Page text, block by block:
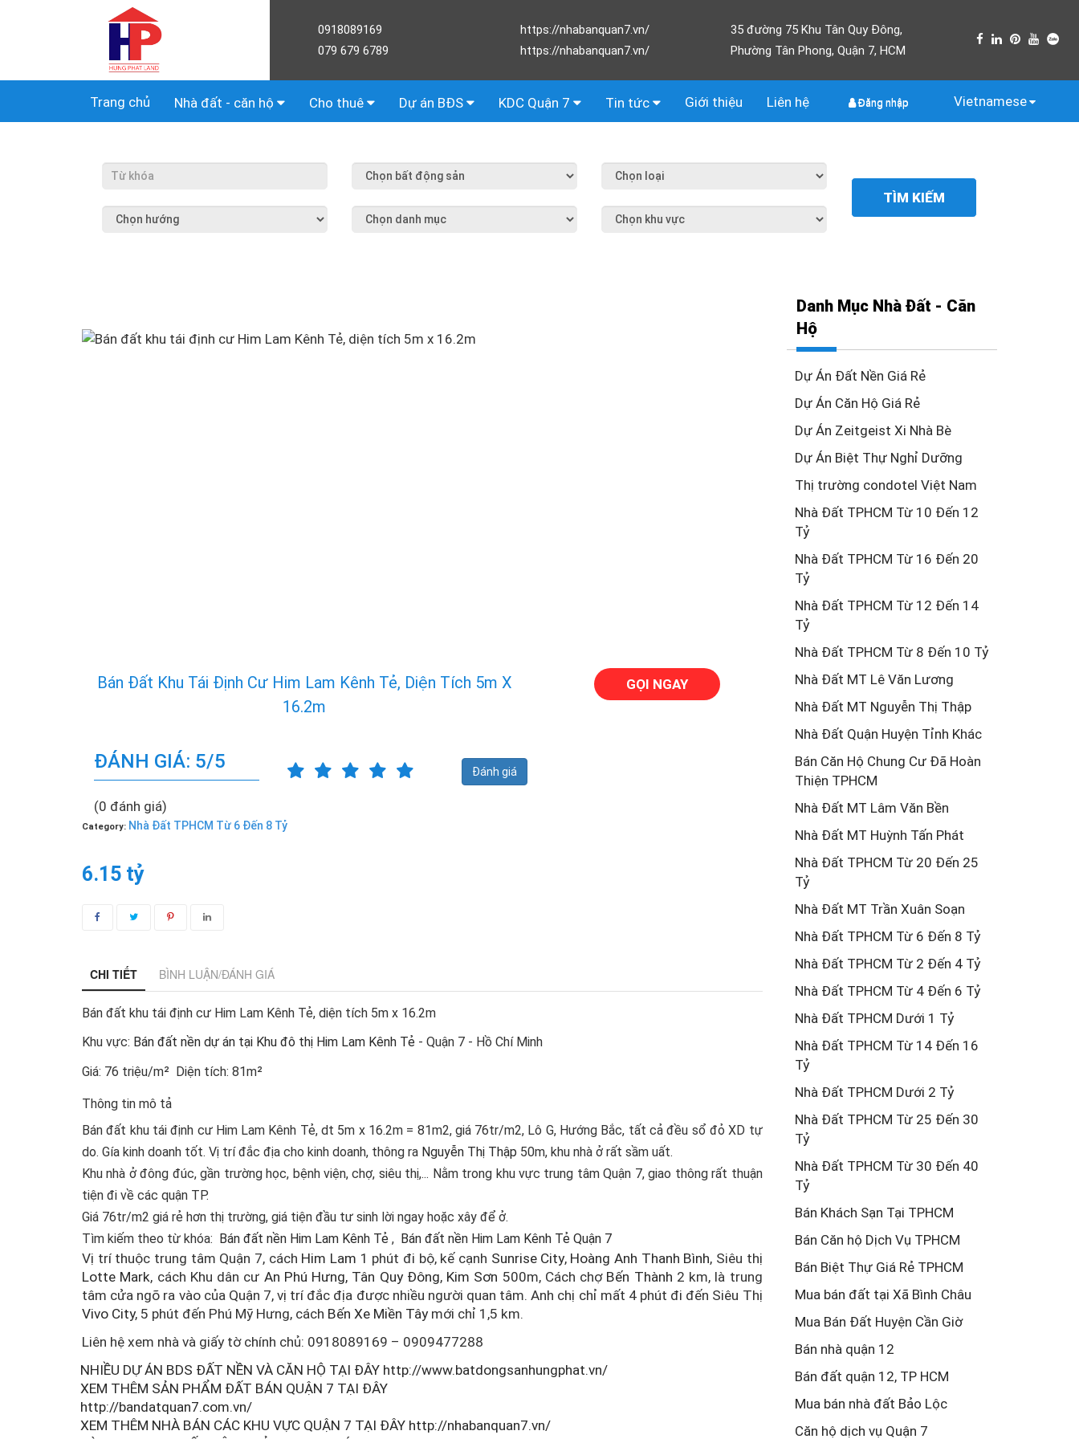
0918089169
079 679 6789
https://nhabanquan7.vn/
https://nhabanquan7.vn/
35 đường 75 Khu Tân Quy Đông,
Phường Tân Phong, Quận 7, HCM
Trang chủ Nhà đất - căn hộ Cho thuê Dự án BĐS KDC Quận 7 Tin tức Giới thiệu Liên hệ Đăng nhập Vietnamese
TÌM KIẾM
Bán Đất Khu Tái Định Cư Him Lam Kênh Tẻ, Diện Tích 5m X
16.2m
ĐÁNH GIÁ: 5/5
(0 đánh giá)
Đánh giá
Category: Nhà Đất TPHCM Từ 6 Đến 8 Tỷ
6.15 tỷ
GỌI NGAY
CHI TIẾT BÌNH LUẬN/ĐÁNH GIÁ
Bán đất khu tái định cư Him Lam Kênh Tẻ, diện tích 5m x 16.2m
Khu vực: Bán đất nền dự án tại Khu đô thị Him Lam Kênh Tẻ - Quận 7 - Hồ Chí Minh
Giá: 76 triệu/m² Diện tích: 81m²
Thông tin mô tả
Bán đất khu tái định cư Him Lam Kênh Tẻ, dt 5m x 16.2m = 81m2, giá 76tr/m2, Lô G, Hướng Bắc, tất cả đều sổ đỏ XD tự
do. Gía kinh doanh tốt. Vị trí đắc địa cho kinh doanh, thông ra Nguyễn Thị Thập 50m, khu nhà ở rất sầm uất.
Khu nhà ở đông đúc, gần trường học, bệnh viện, chợ, siêu thị,... Nằm trong khu vực trung tâm Quận 7, giao thông rất thuận
tiện đi về các quận TP.
Giá 76tr/m2 giá rẻ hơn thị trường, giá tiện đầu tư sinh lời ngay hoặc xây để ở.
Tìm kiếm theo từ khóa:
Bán đất nền Him Lam Kênh Tẻ , Bán đất nền Him Lam Kênh Tẻ Quận 7
Vị trí thuộc trung tâm Quận 7, cách Him Lam 1 phút đi bộ, kế cạnh Sunrise City, Hoàng Anh Thanh Bình, Siêu thị
Lotte Mark, cách Khu dân cư An Phú Hưng, Tân Quy Đông, Kim Sơn 500m, Cách chợ Bến Thành 2 km, là trung
tâm cửa ngõ ra vào của Quận 7, vị trí đắc địa được nhiều người quan tâm. Anh chị chỉ mất 4 phút đi đến Siêu Thị
Vivo City, 5 phút đến Phú Mỹ Hưng, cách Bến Xe Miền Tây mới chỉ 1,5 km.
Liên hệ xem nhà và giấy tờ chính chủ: 0918089169 – 0909477288
NHIỀU DỰ ÁN BDS ĐẤT NỀN VÀ CĂN HỘ TẠI ĐÂY http://www.batdongsanhungphat.vn/
XEM THÊM SẢN PHẨM ĐẤT BÁN QUẬN 7 TẠI ĐÂY
http://bandatquan7.com.vn/
XEM THÊM NHÀ BÁN CÁC KHU VỰC QUẬN 7 TẠI ĐÂY http://nhabanquan7.vn/
Danh Mục Nhà Đất - Căn
Hộ
Dự Án Đất Nền Giá Rẻ
Dự Án Căn Hộ Giá Rẻ
Dự Án Zeitgeist Xi Nhà Bè
Dự Án Biệt Thự Nghỉ Dưỡng
Thị trường condotel Việt Nam
Nhà Đất TPHCM Từ 10 Đến 12
Tỷ
Nhà Đất TPHCM Từ 16 Đến 20
Tỷ
Nhà Đất TPHCM Từ 12 Đến 14
Tỷ
Nhà Đất TPHCM Từ 8 Đến 10 Tỷ
Nhà Đất MT Lê Văn Lương
Nhà Đất MT Nguyễn Thị Thập
Nhà Đất Quận Huyện Tỉnh Khác
Bán Căn Hộ Chung Cư Đã Hoàn
Thiện TPHCM
Nhà Đất MT Lâm Văn Bền
Nhà Đất MT Huỳnh Tấn Phát
Nhà Đất TPHCM Từ 20 Đến 25
Tỷ
Nhà Đất MT Trần Xuân Soạn
Nhà Đất TPHCM Từ 6 Đến 8 Tỷ
Nhà Đất TPHCM Từ 2 Đến 4 Tỷ
Nhà Đất TPHCM Từ 4 Đến 6 Tỷ
Nhà Đất TPHCM Dưới 1 Tỷ
Nhà Đất TPHCM Từ 14 Đến 16
Tỷ
Nhà Đất TPHCM Dưới 2 Tỷ
Nhà Đất TPHCM Từ 25 Đến 30
Tỷ
Nhà Đất TPHCM Từ 30 Đến 40
Tỷ
Bán Khách Sạn Tại TPHCM
Bán Căn hộ Dịch Vụ TPHCM
Bán Biệt Thự Giá Rẻ TPHCM
Mua bán đất tại Xã Bình Châu
Mua Bán Đất Huyện Cần Giờ
Bán nhà quận 12
Bán đất quận 12, TP HCM
Mua bán nhà đất Bảo Lộc
Căn hộ dịch vụ Quận 7